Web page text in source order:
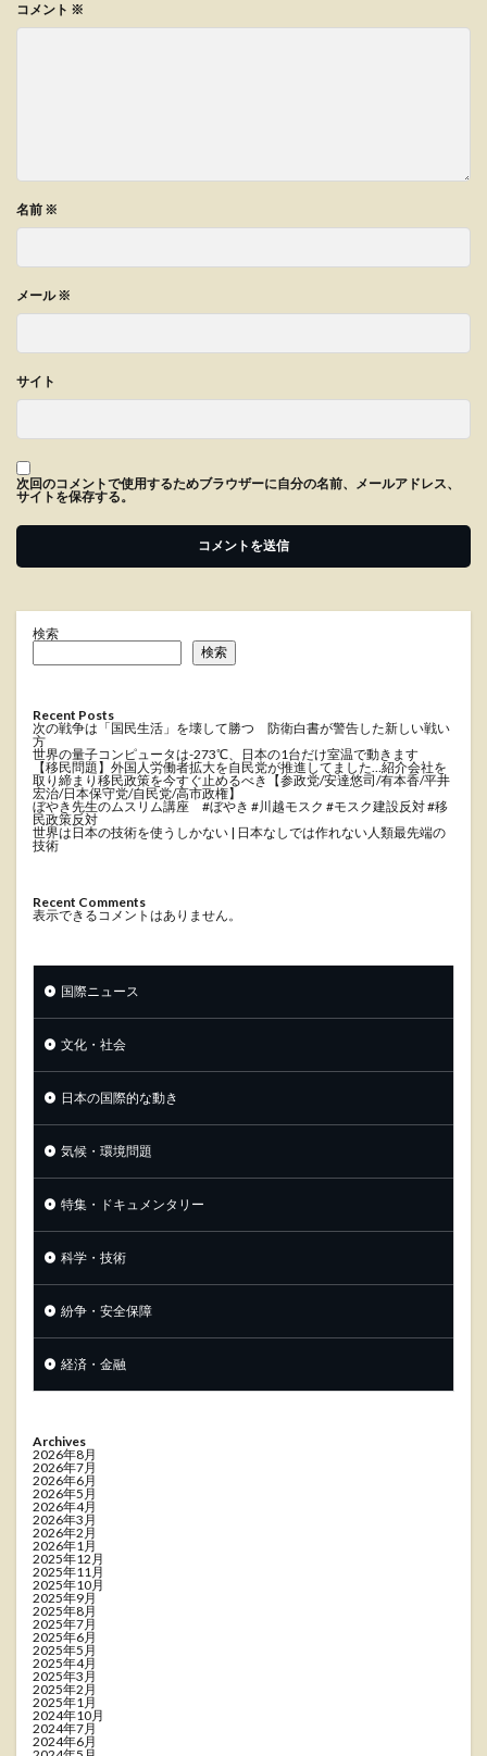
コメント ※
名前 ※
メール※
サイト
次回のコメントで使用するためブラウザーに自分の名前、メールアドレス、
サイトを保存する。
検索
検索
Recent Posts
次の戦争は「国民生活」を壊して勝つ 防衛白書が警告した新しい戦い
方
世界の量子コンピュータは-273℃、日本の1台だけ室温で動きます
【移民問題】外国人労働者拡大を自民党が推進してました…紹介会社を
取り締まり移民政策を今すぐ止めるべき【参政党/安達悠司/有本香/平井
宏治/日本保守党/自民党/高市政権】
ぼやき先生のムスリム講座 #ぼやき #川越モスク #モスク建設反対 #移
民政策反対
世界は日本の技術を使うしかない | 日本なしでは作れない人類最先端の
技術
Recent Comments
表示できるコメントはありません。
国際ニュース
文化・社会
日本の国際的な動き
気候・環境問題
特集・ドキュメンタリー
科学・技術
紛争・安全保障
経済・金融
Archives
2026年8月
2026年7月
2026年6月
2026年5月
2026年4月
2026年3月
2026年2月
2026年1月
2025年12月
2025年11月
2025年10月
2025年9月
2025年8月
2025年7月
2025年6月
2025年5月
2025年4月
2025年3月
2025年2月
2025年1月
2024年10月
2024年7月
2024年6月